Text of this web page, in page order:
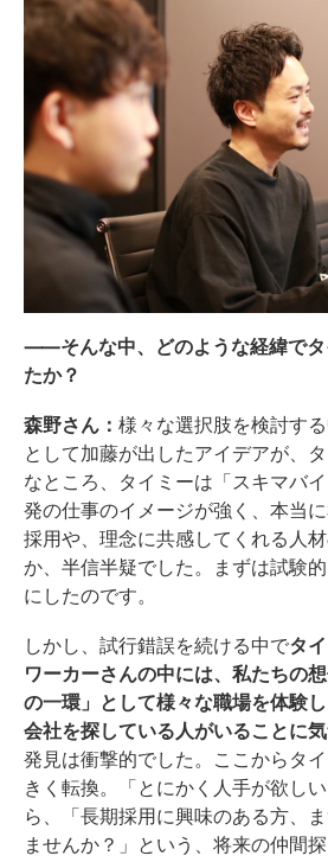
⸺そんな中、どのような経緯でタ
たか？
森野さん： 様々な選択肢を検討す
として加藤が出したアイデアが、
なところ、タイミーは「スキマバ
発の仕事のイメージが強く、本当
採用や、理念に共感してくれる人
か、半信半疑でした。まずは試験
にしたのです。
しかし、試行錯誤を続ける中でタ
ワーカーさんの中には、私たちの
の一環」として様々な職場を体験
会社を探している人がいることに気
発見は衝撃的でした。ここからタ
きく転換。「とにかく人手が欲し
ら、「長期採用に興味のある方、
ませんか？」という、将来の仲間